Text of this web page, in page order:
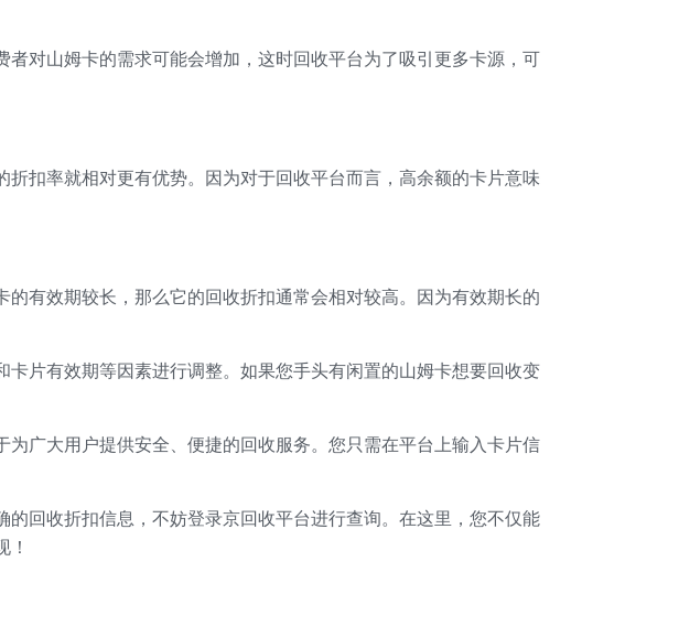
对山姆卡的需求可能会增加，这时回收平台为了吸引更多卡源，可
扣率就相对更有优势。因为对于回收平台而言，高余额的卡片意味
有效期较长，那么它的回收折扣通常会相对较高。因为有效期长的
片有效期等因素进行调整。如果您手头有闲置的山姆卡想要回收变
广大用户提供安全、便捷的回收服务。您只需在平台上输入卡片信
回收折扣信息，不妨登录京回收平台进行查询。在这里，您不仅能